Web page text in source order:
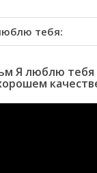
тебя:
Я люблю тебя